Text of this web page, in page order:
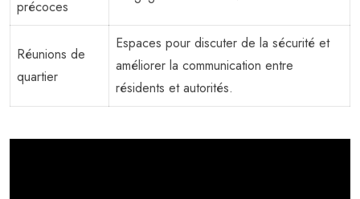
précoces
Réunions de
quartier
Espaces pour discuter de la sécurité et
améliorer la communication entre
résidents et autorités.